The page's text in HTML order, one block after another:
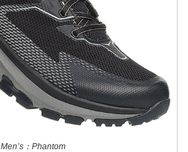
Men’s：Phantom